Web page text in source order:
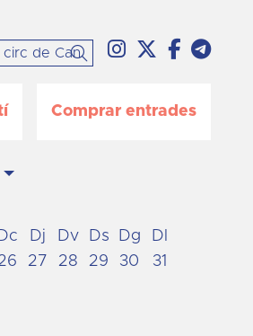
Link aLink a
Link a
Cercar
Comprar entrades
Dj
27
Dv
28
Ds
29
Dg
30
Dl
31